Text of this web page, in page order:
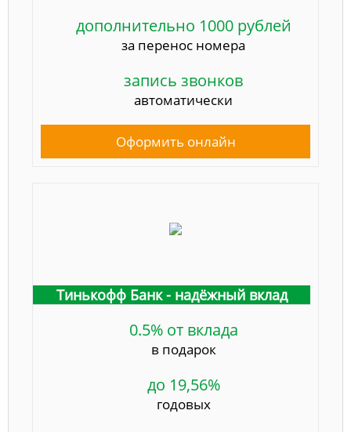
дополнительно 1000 рублей
за перенос номера
запись звонков
автоматически
Оформить онлайн
Тинькофф Банк - надёжный вклад
0.5% от вклада
в подарок
до 19,56%
годовых